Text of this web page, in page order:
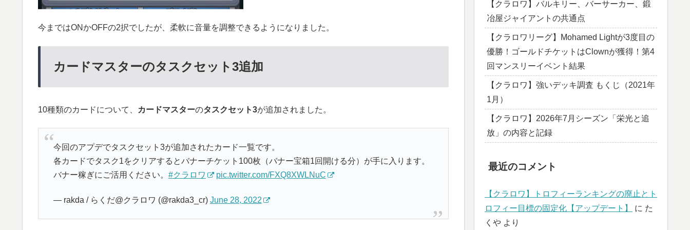
今まではONかOFFの2択でしたが、柔軟に音量を調整できるようになりました。
カードマスターのタスクセット3追加
10種類のカードについて、 カードマスターのタスクセット3が追加されました。
今回のアプデでタスクセット3が追加されたカード一覧です。
各カードでタスク1をクリアするとバナーチケット100枚（バナー宝箱1回開ける分）が手に入ります。
バナー稼ぎにご活用ください。 #クラロワ pic.twitter.com/FXQ8XWLNuC
— rakda / らくだ@クラロワ (@rakda3_cr) June 28, 2022
【クラロワ】バルキリー、バーサーカー、鍛
冶屋ジャイアントの共通点
【クラロワリーグ】Mohamed Lightが3度目の
優勝！ゴールドチケットはClownが獲得！第4
回マンスリーイベント結果
【クラロワ】強いデッキ調査 もくじ（2021年
1月）
【クラロワ】2026年7月シーズン「栄光と追
放」の内容と記録
最近のコメント
【クラロワ】トロフィーランキングの廃止とト
ロフィー目標の固定化【アップデート】
に た
くや より